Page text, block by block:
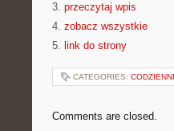
3. przeczytaj wpis
4. zobacz wszystkie
5. link do strony
CATEGORIES:
Comments are closed.